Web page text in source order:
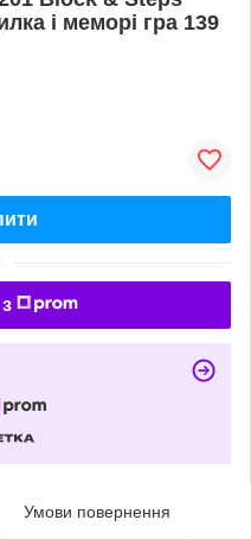
і меморі гра 139
Умови повернення